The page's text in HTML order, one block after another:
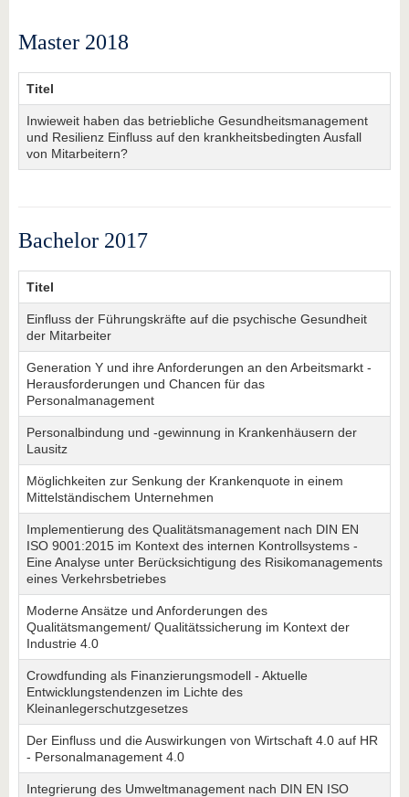
Master 2018
Titel
Inwieweit haben das betriebliche Gesundheitsmanagement
und Resilienz Einfluss auf den krankheitsbedingten Ausfall
von Mitarbeitern?
Bachelor 2017
Titel
Einfluss der Führungskräfte auf die psychische Gesundheit
der Mitarbeiter
Generation Y und ihre Anforderungen an den Arbeitsmarkt -
Herausforderungen und Chancen für das
Personalmanagement
Personalbindung und -gewinnung in Krankenhäusern der
Lausitz
Möglichkeiten zur Senkung der Krankenquote in einem
Mittelständischem Unternehmen
Implementierung des Qualitätsmanagement nach DIN EN
ISO 9001:2015 im Kontext des internen Kontrollsystems -
Eine Analyse unter Berücksichtigung des Risikomanagements
eines Verkehrsbetriebes
Moderne Ansätze und Anforderungen des
Qualitätsmangement/ Qualitätssicherung im Kontext der
Industrie 4.0
Crowdfunding als Finanzierungsmodell - Aktuelle
Entwicklungstendenzen im Lichte des
Kleinanlegerschutzgesetzes
Der Einfluss und die Auswirkungen von Wirtschaft 4.0 auf HR
- Personalmanagement 4.0
Integrierung des Umweltmanagement nach DIN EN ISO